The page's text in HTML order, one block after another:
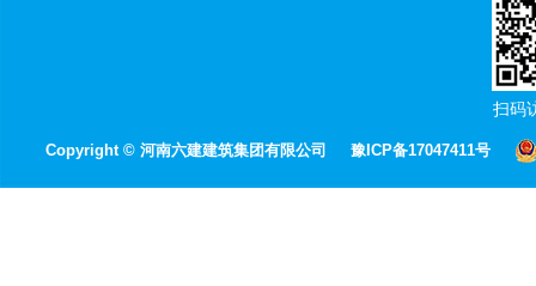
扫码
Copyright © 河南六建建筑集团有限公司 豫ICP备17047411号